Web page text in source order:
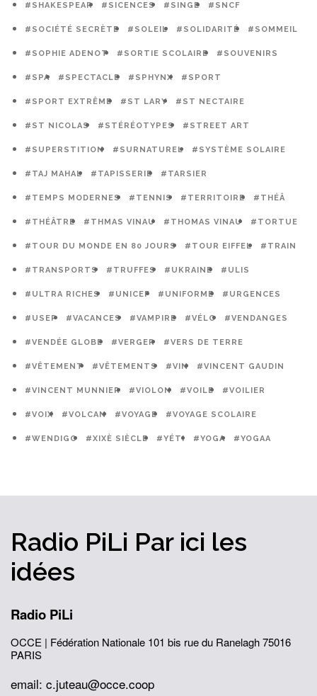
#SHAKESPEAR #SICENCES #SINGE #SNCF
#SOCIÉTÉ SECRÈTE #SOLEIL #SOLIDARITÉ #SOMMEIL
#SOPHIE ADENOT #SORTIE SCOLAIRE #SOUVENIRS
#SPA #SPECTACLE #SPHYNX #SPORT
#SPORT EXTRÊME #ST LARY #ST NECTAIRE
#ST NICOLAS #STÉRÉOTYPES #STREET ART
#SUPERSTITION #SURNATUREL #SYSTÈME SOLAIRE
#TAJ MAHAL #TAPISSERIE #TARSIER
#TEMPS MODERNES #TENNIS #TERRITOIRE #THÉÂ
#THÉÂTRE #THMAS VINAU #THOMAS VINAU #TORTUE
#TOUR DU MONDE EN 80 JOURS #TOUR EIFFEL #TRAIN
#TRANSPORTS #TRUFFES #UKRAINE #ULIS
#ULTRA RICHES #UNICEF #UNIFORME #URGENCES
#USEP #VACANCES #VAMPIRE #VÉLO #VENDANGES
#VENDÉE GLOBE #VERGER #VERS DE TERRE
#VÊTEMENT #VÊTEMENTS #VIN #VINCENT GAUDIN
#VINCENT MUNNIER #VIOLON #VOILE #VOILIER
#VOIX #VOLCAN #VOYAGE #VOYAGE SCOLAIRE
#WENDIGO #XIXÈ SIÈCLE #YÉTI #YOGA #YOGAA
Radio PiLi Par ici les
idées
Radio PiLi
OCCE | Fédération Nationale 101 bis rue du Ranelagh75016
PARIS
email: c.juteau@occe.coop